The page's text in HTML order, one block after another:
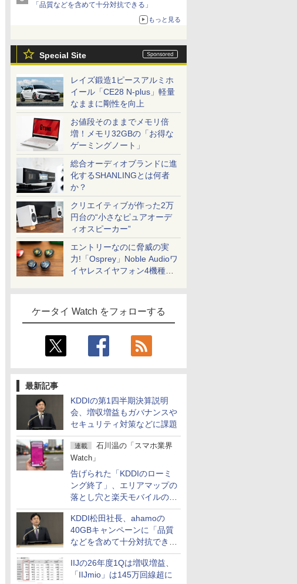
「品質などを含めて十分対抗できる」
もっと見る
Special Site
レイズ鍛造1ピースアルミホ
イール「CE28 N-plus」軽量
なままに剛性を向上
お値段そのままでメモリ倍
増！メモリ32GBの「お得な
ゲーミングノート」
総合オーディオブランドに進
化するSHANLINGとは何者
か？
クリエイティブが作った2万
円台の“小さなピュアオーデ
ィオスピーカー”
エントリーなのに脅威の実
力!「Osprey」Noble Audioワ
イヤレスイヤフォン4機種を
ケータイ Watch をフォローする
最新記事
KDDIの第1四半期決算説明
会、増収増益もガバナンスや
セキュリティ対策などに課題
連載
石川温の「スマホ業界
Watch」
告げられた「KDDIのローミ
ング終了」、エリアマップの
落とし穴と楽天モバイルの課
題
KDDI松田社長、ahamoの
40GBキャンペーンに「品質
などを含めて十分対抗でき
る」
IIJの26年度1Qは増収増益、
「IIJmio」は145万回線超に